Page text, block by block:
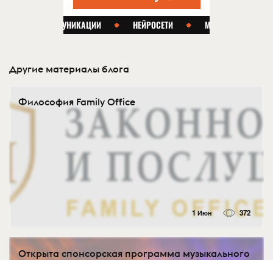
Другие материалы блога
Философия Family Office
1 Июн 372
Открыта спонсорская программа музыкального